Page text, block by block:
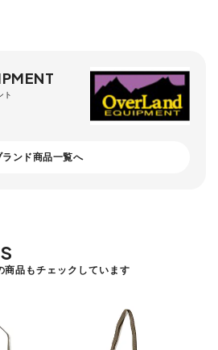
ト
ランド商品一覧へ
商品もチェックしています